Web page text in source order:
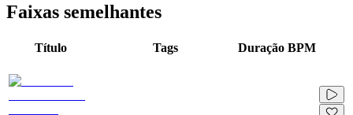
Faixas semelhantes
Título Tags Duração BPM